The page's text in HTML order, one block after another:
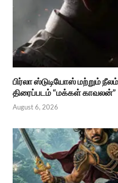
பிர்லா ஸ்டுடியோஸ் மற்றும்
திரைப்படம் “மக்கள் காவலன்”
August 6, 2026